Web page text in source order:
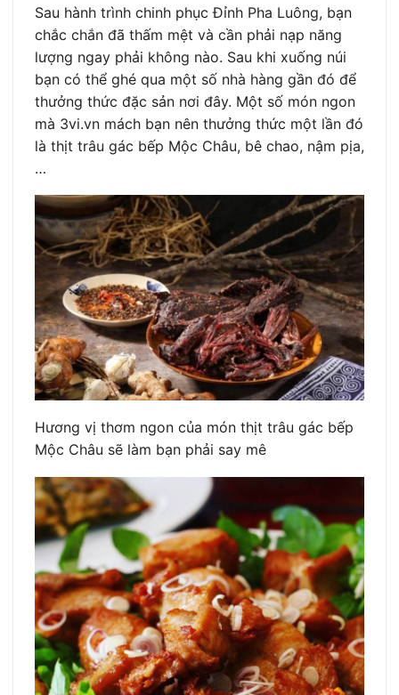
Sau hành trình chinh phục Đỉnh Pha Luông, bạn
chắc chắn đã thấm mệt và cần phải nạp năng
lượng ngay phải không nào. Sau khi xuống núi
bạn có thể ghé qua một số nhà hàng gần đó để
thưởng thức đặc sản nơi đây. Một số món ngon
mà 3vi.vn mách bạn nên thưởng thức một lần đó
là thịt trâu gác bếp Mộc Châu, bê chao, nậm pịa,
…
Hương vị thơm ngon của món thịt trâu gác bếp
Mộc Châu sẽ làm bạn phải say mê